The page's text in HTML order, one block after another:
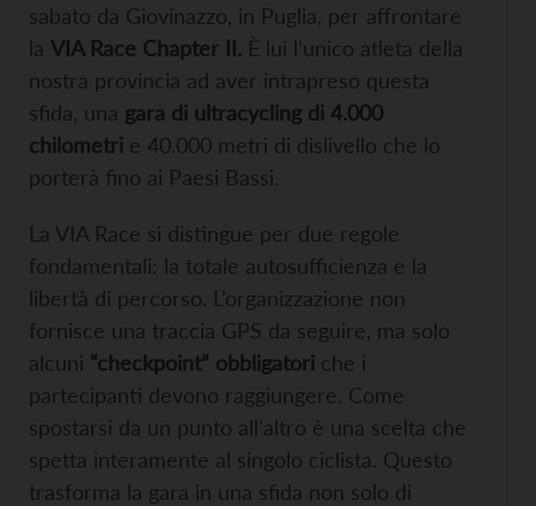
sabato da Giovinazzo, in Puglia, per affrontare
la VIA Race Chapter II. È lui l’unico atleta della
nostra provincia ad aver intrapreso questa
sfida, una gara di ultracycling di 4.000
chilometri e 40.000 metri di dislivello che lo
porterà fino ai Paesi Bassi.
La VIA Race si distingue per due regole
fondamentali: la totale autosufficienza e la
libertà di percorso. L’organizzazione non
fornisce una traccia GPS da seguire, ma solo
alcuni “checkpoint” obbligatori che i
partecipanti devono raggiungere. Come
spostarsi da un punto all’altro è una scelta che
spetta interamente al singolo ciclista. Questo
trasforma la gara in una sfida non solo di